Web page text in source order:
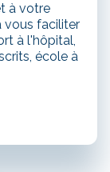
à votre
vous faciliter
à l'hôpital,
école à